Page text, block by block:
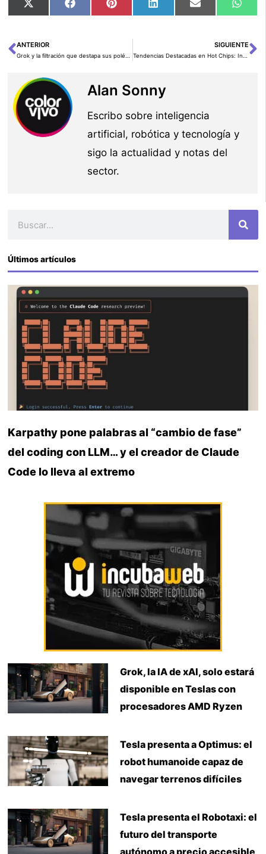
Compartir
en
X
(Twitter)
Compartir
en
FacebookCompartir
en
PinterestCompartir
en
LinkedInCompartir
en
Email
en
Ant
ANTERIOR SIGUIENTE
Alan Sonny
Escribo sobre inteligencia
artificial, robótica y tecnología y
sigo la actualidad y notas del
sector.
Últimos artículos
Karpathy pone palabras al “cambio de fase”
del coding con LLM… y el creador de Claude
Code lo lleva al extremo
Grok, la IA de xAI, solo estará
disponible en Teslas con
procesadores AMD Ryzen
Tesla presenta a Optimus: el
robot humanoide capaz de
navegar terrenos difíciles
Tesla presenta el Robotaxi: el
futuro del transporte
autónomo a precio accesible